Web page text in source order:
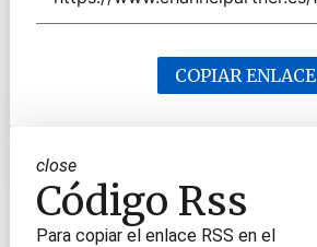
COPIAR ENLACE
close
Código Rss
Para copiar el enlace RSS en el